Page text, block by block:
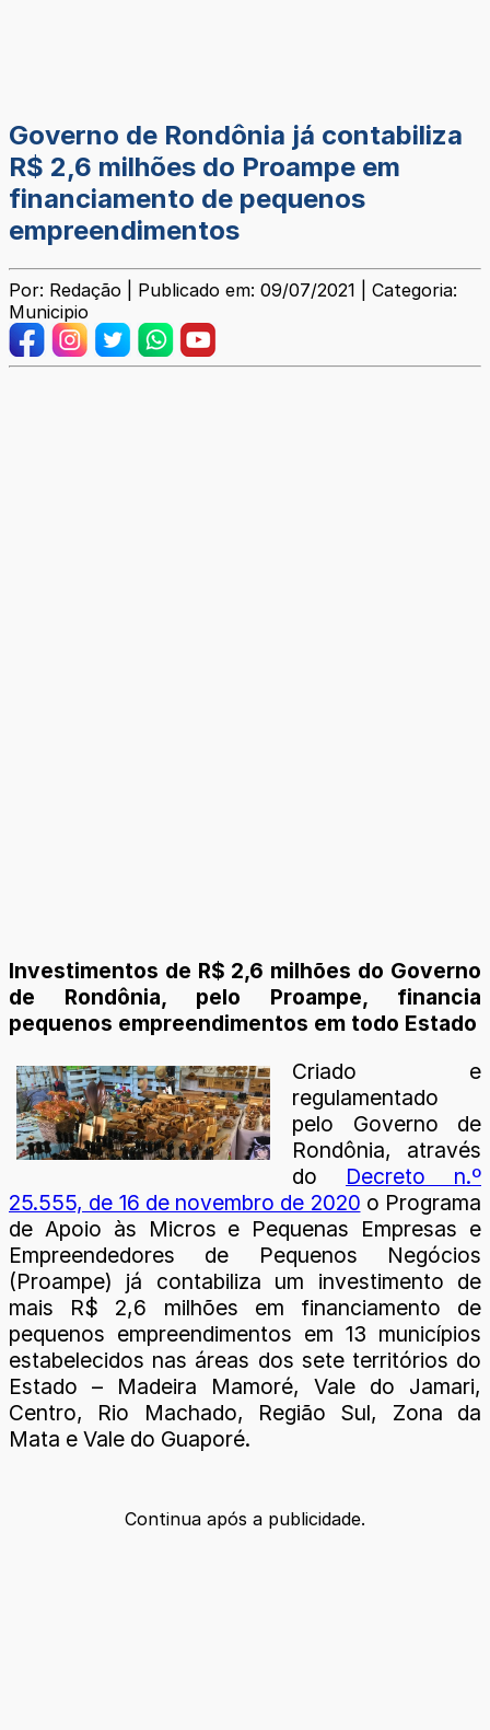
Governo de Rondônia já contabiliza
R$ 2,6 milhões do Proampe em
financiamento de pequenos
empreendimentos
Por: Redação | Publicado em: 09/07/2021 | Categoria:
Municipio
Investimentos de R$ 2,6 milhões do Governo
de Rondônia, pelo Proampe, financia
pequenos empreendimentos em todo Estado
Criado e
regulamentado
pelo Governo de
Rondônia, através
do Decreto n.º
25.555, de 16 de novembro de 2020 o Programa
de Apoio às Micros e Pequenas Empresas e
Empreendedores de Pequenos Negócios
(Proampe) já contabiliza um investimento de
mais R$ 2,6 milhões em financiamento de
pequenos empreendimentos em 13 municípios
estabelecidos nas áreas dos sete territórios do
Estado – Madeira Mamoré, Vale do Jamari,
Centro, Rio Machado, Região Sul, Zona da
Mata e Vale do Guaporé.
Continua após a publicidade.